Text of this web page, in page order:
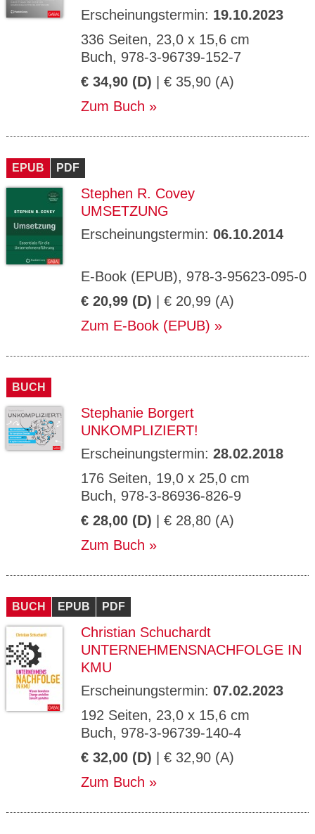
Erscheinungstermin: 19.10.2023
336 Seiten, 23,0 x 15,6 cm
Buch, 978-3-96739-152-7
€ 34,90 (D) | € 35,90 (A)
Zum Buch
EPUB PDF
Stephen R. Covey
UMSETZUNG
Erscheinungstermin: 06.10.2014
E-Book (EPUB), 978-3-95623-095-0
€ 20,99 (D) | € 20,99 (A)
Zum E-Book (EPUB)
BUCH
Stephanie Borgert
UNKOMPLIZIERT!
Erscheinungstermin: 28.02.2018
176 Seiten, 19,0 x 25,0 cm
Buch, 978-3-86936-826-9
€ 28,00 (D) | € 28,80 (A)
Zum Buch
BUCH EPUB PDF
Christian Schuchardt
UNTERNEHMENSNACHFOLGE IN
KMU
Erscheinungstermin: 07.02.2023
192 Seiten, 23,0 x 15,6 cm
Buch, 978-3-96739-140-4
€ 32,00 (D) | € 32,90 (A)
Zum Buch